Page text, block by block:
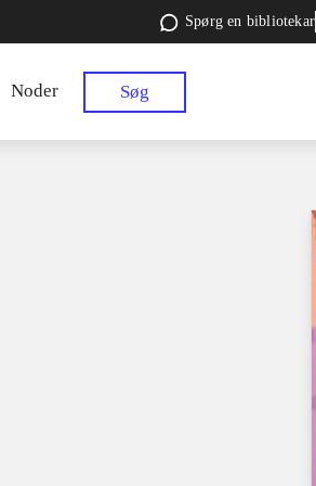
Spørg en bibliotekar
Noder Søg